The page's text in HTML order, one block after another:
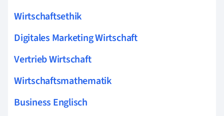
Wirtschaftsethik
Digitales Marketing Wirtschaft
Vertrieb Wirtschaft
Wirtschaftsmathematik
Business Englisch